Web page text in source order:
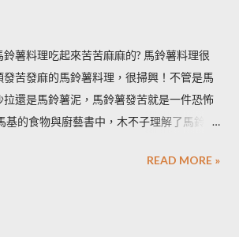
鈴薯料理吃起來苦苦麻麻的? 馬鈴薯料理很
苦發麻的馬鈴薯料理，很掃興！不管是馬
還是馬鈴薯泥，馬鈴薯發苦就是一件恐怖
的食物與廚藝書中，木不子理解了馬鈴薯
苦味正常嗎？ 正常。馬鈴薯以含有大量茄
READ MORE »